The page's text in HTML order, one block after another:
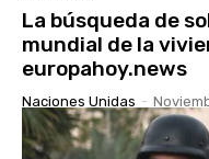
La búsqueda de
mundial de la
europahoy.news
Naciones Unidas -